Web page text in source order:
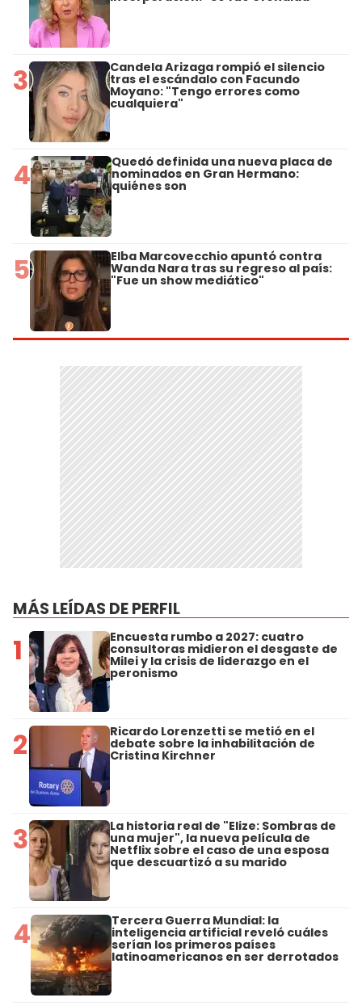
3 Candela Arizaga rompió el silencio
tras el escándalo con Facundo
Moyano: "Tengo errores como
cualquiera"
4 Quedó definida una nueva placa de
nominados en Gran Hermano:
quiénes son
5 Elba Marcovecchio apuntó contra
Wanda Nara tras su regreso al país:
"Fue un show mediático"
MÁS LEÍDAS DE PERFIL
1 Encuesta rumbo a 2027: cuatro
consultoras midieron el desgaste de
Milei y la crisis de liderazgo en el
peronismo
2 Ricardo Lorenzetti se metió en el
debate sobre la inhabilitación de
Cristina Kirchner
3 La historia real de "Elize: Sombras de
una mujer", la nueva película de
Netflix sobre el caso de una esposa
que descuartizó a su marido
4 Tercera Guerra Mundial: la
inteligencia artificial reveló cuáles
serían los primeros países
latinoamericanos en ser derrotados